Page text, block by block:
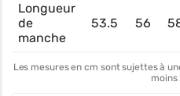
Longueur
de
manche
53.5 56
Les mesures en cm sont sujettes à
moins